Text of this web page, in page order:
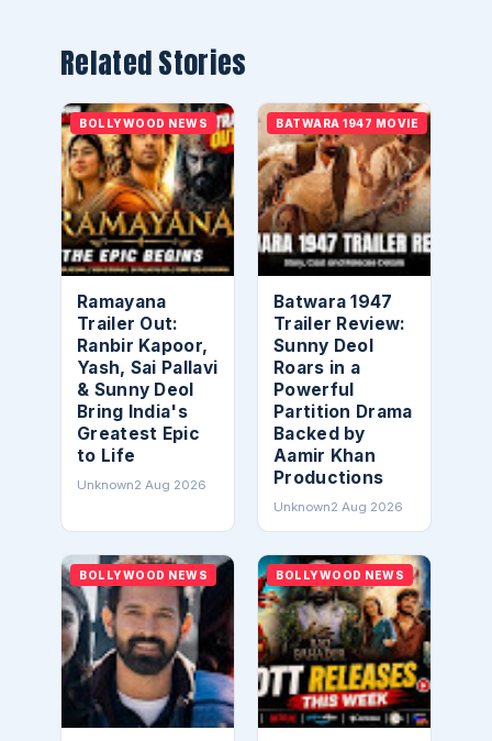
Related Stories
BOLLYWOOD NEWS
Ramayana
Trailer Out:
Ranbir Kapoor,
Yash, Sai Pallavi
& Sunny Deol
Bring India's
Greatest Epic
to Life
Unknown2 Aug 2026
BATWARA 1947 MOVIE
Batwara 1947
Trailer Review:
Sunny Deol
Roars in a
Powerful
Partition Drama
Backed by
Aamir Khan
Productions
Unknown2 Aug 2026
BOLLYWOOD NEWS BOLLYWOOD NEWS